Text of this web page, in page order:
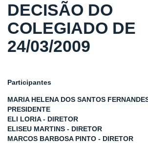
DECISÃO DO
COLEGIADO DE
24/03/2009
Participantes
MARIA HELENA DOS SANTOS
PRESIDENTE
ELI LORIA - DIRETOR
ELISEU MARTINS - DIRETOR
MARCOS BARBOSA PINTO - DIRETOR